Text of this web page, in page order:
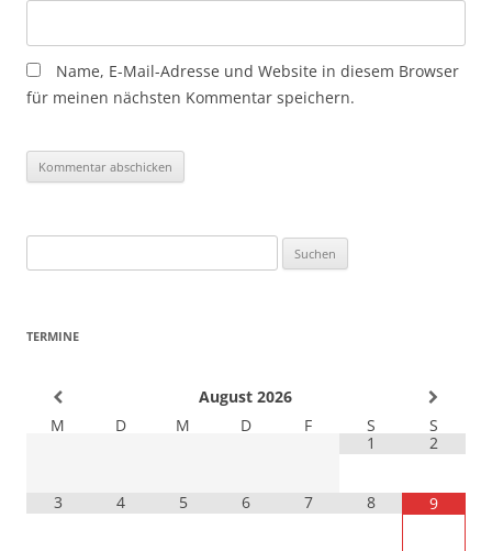
Name, E-Mail-Adresse und Website in diesem Browser
für meinen nächsten Kommentar speichern.
nach:
TERMINE
August 2026
M
D M D F S
S
1
2
3 4 5 6 7 8 9